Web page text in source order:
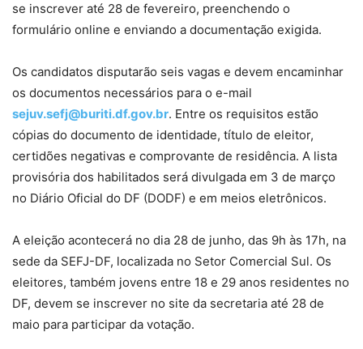
se inscrever até 28 de fevereiro, preenchendo o
formulário online e enviando a documentação exigida.
Os candidatos disputarão seis vagas e devem encaminhar
os documentos necessários para o e-mail
sejuv.sefj@buriti.df.gov.br. Entre os requisitos estão
cópias do documento de identidade, título de eleitor,
certidões negativas e comprovante de residência. A lista
provisória dos habilitados será divulgada em 3 de março
no Diário Oficial do DF (DODF) e em meios eletrônicos.
A eleição acontecerá no dia 28 de junho, das 9h às 17h, na
sede da SEFJ-DF, localizada no Setor Comercial Sul. Os
eleitores, também jovens entre 18 e 29 anos residentes no
DF, devem se inscrever no site da secretaria até 28 de
maio para participar da votação.